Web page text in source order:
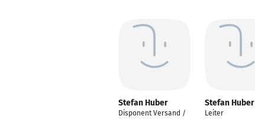
Stefan Huber
Disponent Versand /
Stefan Huber
Leiter